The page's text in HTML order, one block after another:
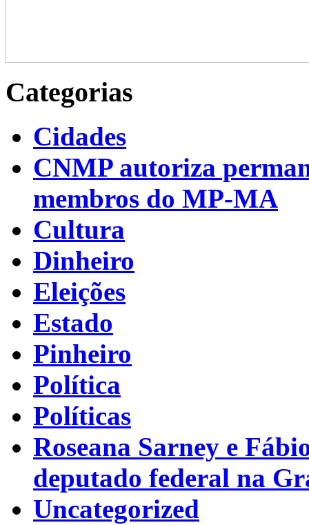
Categorias
Cidades
CNMP autoriza
membros do MP-MA
Cultura
Dinheiro
Eleições
Estado
Pinheiro
Política
Políticas
Roseana Sarney e
deputado federal na
Uncategorized